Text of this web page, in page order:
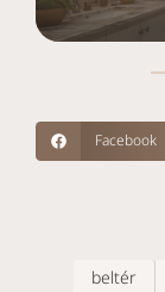
Facebook
beltér